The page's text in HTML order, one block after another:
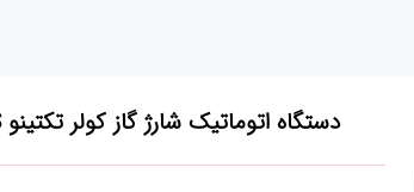
دستگاه اتوماتیک شارژ گاز کولر تکتینو RCC-60S